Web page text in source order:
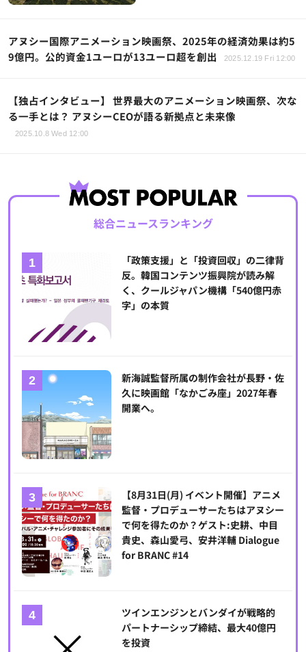
アヌシー国際アニメーション映画祭、2025年の経済効果は約5
9億円。公的資金1ユーロが13ユーロ超を創出
2025.12.19 Fri 12:00
【独占インタビュー】 世界最大のアニメーション映画祭、次な
る一手とは？ アヌシーCEOが語る新拠点と未来像
2025.10.8 Wed 12:00
総合ニュースランキング
「政策支援」と「投資回収」の二律背
反。韓国コンテンツ振興院が読み解
く、クールジャパン機構「540億円赤
字」の本質
新海誠監督所属の制作会社が長野・佐
久に映画館「なかごみ座」2027年春
開業へ。
【8月31日(月) イベント開催】アニメ
監督・プロデューサーたちはアヌシー
で何を得たのか？ゲスト:史耕、中目
貴史、森山愛弓、安井洋輔 Dialogue
for BRANC #14
ツインエンジンとバンダイが戦略的
パートナーシップ締結、最大40億円
を投資